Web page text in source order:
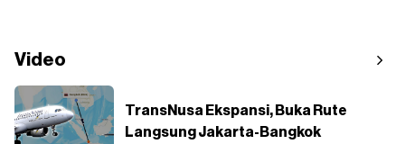
Video
TransNusa Ekspansi, Buka Rute
Langsung Jakarta-Bangkok